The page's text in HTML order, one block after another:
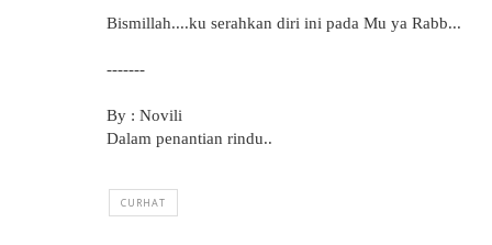
Bismillah....ku serahkan diri ini pada Mu ya Rabb...
-------
By : Novili
Dalam penantian rindu..
CURHAT